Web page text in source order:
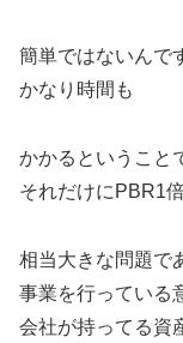
簡単ではないんで
かなり時間も
かかるということ
それだけにPBR1
相当大きな問題で
事業を行っている
会社が持ってる資